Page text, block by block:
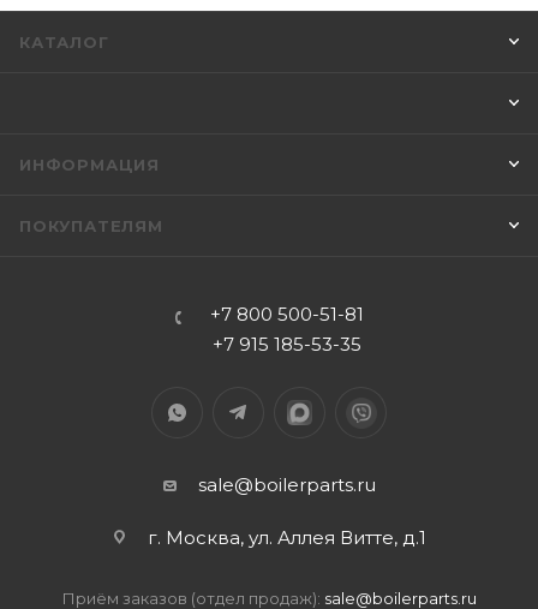
КАТАЛОГ
ИНФОРМАЦИЯ
ПОКУПАТЕЛЯМ
+7 800 500-51-81
+7 915 185-53-35
sale@boilerparts.ru
г. Москва, ул. Аллея Витте, д.1
Приём заказов (отдел продаж): sale@boilerparts.ru